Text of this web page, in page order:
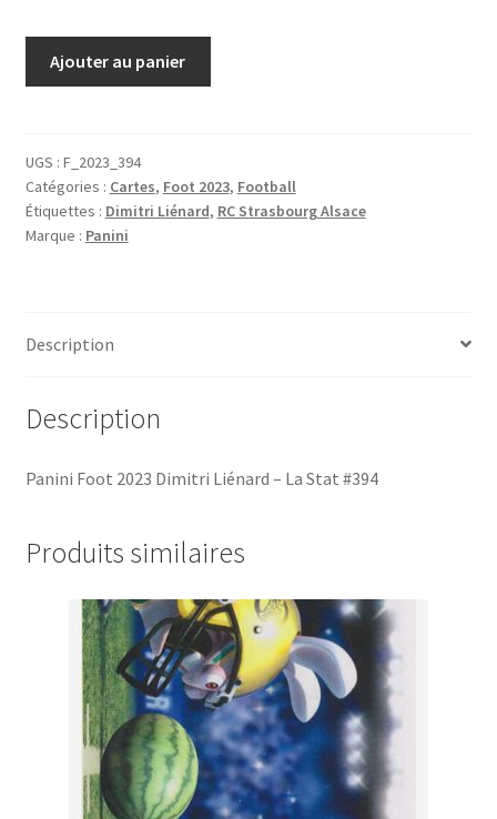
2023
Dimitri
Liénard
-
Ajouter au panier
UGS : F_2023_394
Catégories : Cartes, Foot 2023, Football
Étiquettes : Dimitri Liénard, RC Strasbourg Alsace
Marque : Panini
Description
Description
Panini Foot 2023 Dimitri Liénard – La Stat #394
Produits similaires